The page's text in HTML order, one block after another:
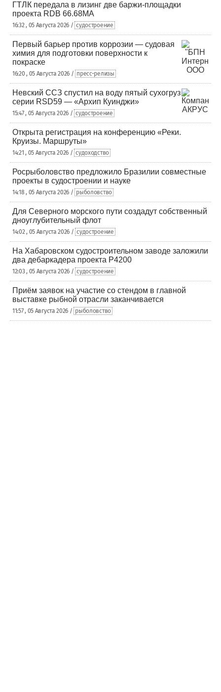
ГТЛК передала в лизинг две баржи-площадки
проекта RDB 66.68МА
16:32 , 05 Августа 2026 / судостроение
Первый барьер против коррозии — судовая
химия для подготовки поверхности к
покраске
16:20 , 05 Августа 2026 / пресс-релизы
Невский ССЗ спустил на воду пятый сухогруз
серии RSD59 — «Архип Куинджи»
15:47 , 05 Августа 2026 / судостроение
Открыта регистрация на конференцию «Реки.
Круизы. Маршруты»
14:21 , 05 Августа 2026 / судоходство
Росрыболовство предложило Бразилии совместные
проекты в судостроении и науке
14:18 , 05 Августа 2026 / рыболовство
Для Северного морского пути создадут собственный
дноуглубительный флот
14:02 , 05 Августа 2026 / судостроение
На Хабаровском судостроительном заводе заложили
два дебаркадера проекта Р4200
12:03 , 05 Августа 2026 / судостроение
Приём заявок на участие со стендом в главной
выставке рыбной отрасли заканчивается
11:57 , 05 Августа 2026 / рыболовство